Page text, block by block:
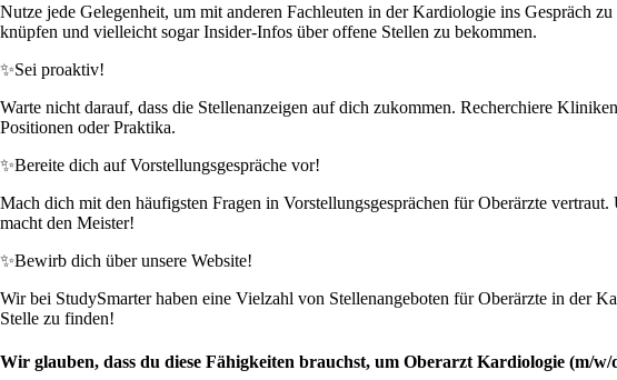
Nutze jede Gelegenheit, um mit anderen Fachleuten in der Kardiologie ins Gespräch
knüpfen und vielleicht sogar Insider-Infos über offene Stellen zu bekommen.
✨Sei proaktiv!
Warte nicht darauf, dass die Stellenanzeigen auf dich zukommen. Recherchiere
Positionen oder Praktika.
✨Bereite dich auf Vorstellungsgespräche vor!
Mach dich mit den häufigsten Fragen in Vorstellungsgesprächen für Oberärzte
macht den Meister!
✨Bewirb dich über unsere Website!
Wir bei StudySmarter haben eine Vielzahl von Stellenangeboten für Oberärzte in der
Stelle zu finden!
Wir glauben, dass du diese Fähigkeiten brauchst, um Oberarzt Kardiologie (m/